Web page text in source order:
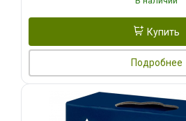
Купить
Подробнее